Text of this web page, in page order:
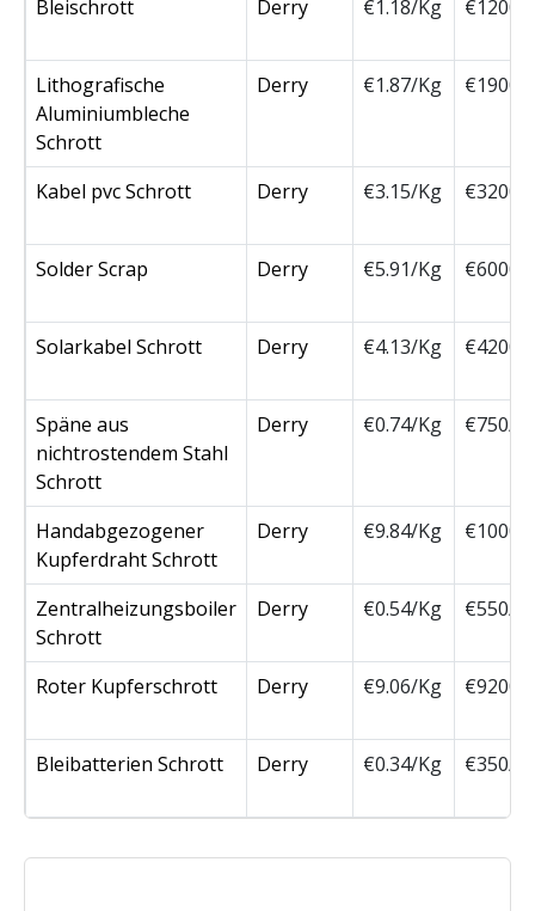
Bleischrott Derry €1.18/Kg €1200/
Lithografische
Aluminiumbleche
Schrott
Derry €1.87/Kg €1900/
Kabel pvc Schrott Derry €3.15/Kg €3200/
Solder Scrap Derry €5.91/Kg €6000/
Solarkabel Schrott Derry €4.13/Kg €4200/
Späne aus
nichtrostendem Stahl
Schrott
Derry €0.74/Kg €750/
Handabgezogener
Kupferdraht Schrott
Derry €9.84/Kg
Zentralheizungsboiler
Schrott
Derry €0.54/Kg €550/
Roter Kupferschrott Derry €9.06/Kg €9200/
Bleibatterien Schrott Derry €0.34/Kg €350/